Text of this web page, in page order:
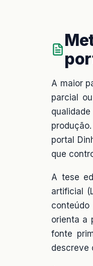
A maior
parcial
portal
que
A tese
artificial
orienta a
fonte
descreve